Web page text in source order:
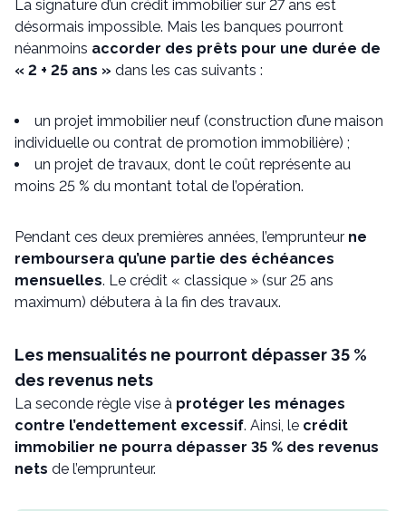
La signature d’un crédit immobilier sur 27 ans est
désormais impossible. Mais les banques pourront
néanmoins accorder des prêts pour une durée de
« 2 + 25 ans » dans les cas suivants :
un projet immobilier neuf (construction d’une maison
individuelle ou contrat de promotion immobilière) ;
un projet de travaux, dont le coût représente au
moins 25 % du montant total de l’opération.
Pendant ces deux premières années, l’emprunteur ne
remboursera qu’une partie des échéances
mensuelles. Le crédit « classique » (sur 25 ans
maximum) débutera à la fin des travaux.
Les mensualités ne pourront dépasser 35 %
des revenus nets
La seconde règle vise à protéger les ménages
contre l’endettement excessif. Ainsi, le crédit
immobilier ne pourra dépasser 35 % des revenus
nets de l’emprunteur.